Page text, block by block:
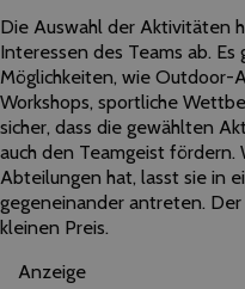
Die Auswahl der Aktivitäten
Interessen des Teams ab.
Möglichkeiten, wie Outdoor-
Workshops, sportliche
sicher, dass die gewählten
auch den Teamgeist
Abteilungen hat, lasst sie in
gegeneinander antreten.
kleinen Preis.
Anzeige